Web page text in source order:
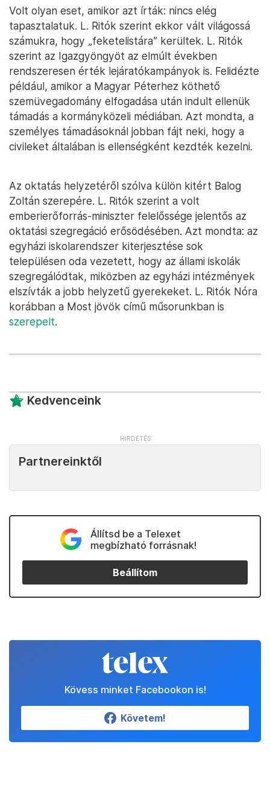
Volt olyan eset, amikor azt írták: nincs elég
tapasztalatuk. L. Ritók szerint ekkor vált világossá
számukra, hogy „feketelistára” kerültek. L. Ritók
szerint az Igazgyöngyöt az elmúlt években
rendszeresen érték lejáratókampányok is. Felidézte
például, amikor a Magyar Péterhez köthető
szemüvegadomány elfogadása után indult ellenük
támadás a kormányközeli médiában. Azt mondta, a
személyes támadásoknál jobban fájt neki, hogy a
civileket általában is ellenségként kezdték kezelni.
Az oktatás helyzetéről szólva külön kitért Balog
Zoltán szerepére. L. Ritók szerint a volt
emberierőforrás-miniszter felelőssége jelentős az
oktatási szegregáció erősödésében. Azt mondta: az
egyházi iskolarendszer kiterjesztése sok
településen oda vezetett, hogy az állami iskolák
szegregálódtak, miközben az egyházi intézmények
elszívták a jobb helyzetű gyerekeket. L. Ritók Nóra
korábban a Most jövök című műsorunkban is
szerepelt.
Kedvenceink
Partnereinktől
Állítsd be a Telexet
megbízható forrásnak!
Beállítom
Kövess minket Facebookon is!
Követem!